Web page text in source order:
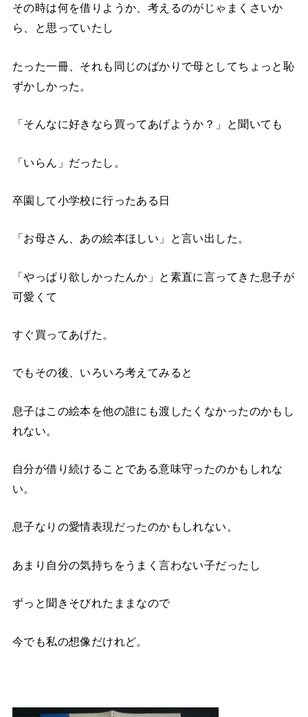
その時は何を借りようか、考えるのがじゃまくさいか
ら、と思っていたし
たった一冊、それも同じのばかりで母としてちょっと恥
ずかしかった。
「そんなに好きなら買ってあげようか？」と聞いても
「いらん」だったし。
卒園して小学校に行ったある日
「お母さん、あの絵本ほしい」と言い出した。
「やっぱり欲しかったんか」と素直に言ってきた息子が
可愛くて
すぐ買ってあげた。
でもその後、いろいろ考えてみると
息子はこの絵本を他の誰にも渡したくなかったのかもし
れない。
自分が借り続けることである意味守ったのかもしれな
い。
息子なりの愛情表現だったのかもしれない。
あまり自分の気持ちをうまく言わない子だったし
ずっと聞きそびれたままなので
今でも私の想像だけれど。